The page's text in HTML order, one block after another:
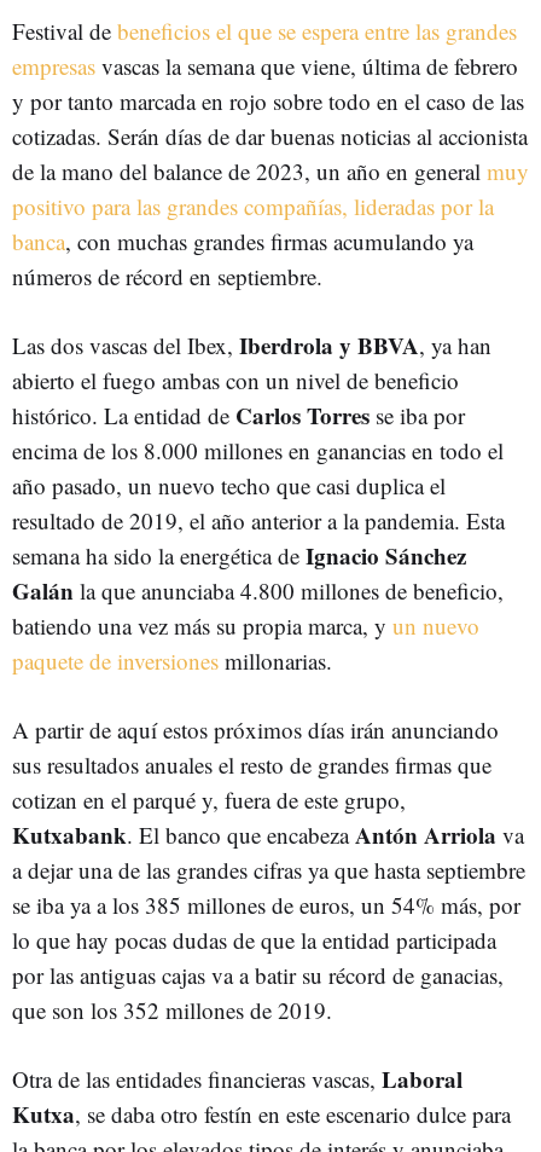
Festival de beneficios el que se espera entre las grandes
empresas vascas la semana que viene, última de febrero
y por tanto marcada en rojo sobre todo en el caso de las
cotizadas. Serán días de dar buenas noticias al accionista
de la mano del balance de 2023, un año en general muy
positivo para las grandes compañías, lideradas por la
banca, con muchas grandes firmas acumulando ya
números de récord en septiembre.
Las dos vascas del Ibex, Iberdrola y BBVA, ya han
abierto el fuego ambas con un nivel de beneficio
histórico. La entidad de Carlos Torres se iba por
encima de los 8.000 millones en ganancias en todo el
año pasado, un nuevo techo que casi duplica el
resultado de 2019, el año anterior a la pandemia. Esta
semana ha sido la energética de Ignacio Sánchez
Galán la que anunciaba 4.800 millones de beneficio,
batiendo una vez más su propia marca, y un nuevo
paquete de inversiones millonarias.
A partir de aquí estos próximos días irán anunciando
sus resultados anuales el resto de grandes firmas que
cotizan en el parqué y, fuera de este grupo,
Kutxabank. El banco que encabezaAntón Arriola va
a dejar una de las grandes cifras ya que hasta septiembre
se iba ya a los 385 millones de euros, un 54% más, por
lo que hay pocas dudas de que la entidad participada
por las antiguas cajas va a batir su récord de ganacias,
que son los 352 millones de 2019.
Otra de las entidades financieras vascas, Laboral
Kutxa, se daba otro festín en este escenario dulce para